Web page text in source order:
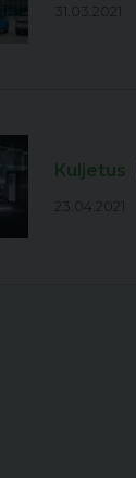
31.03.2021
Kuljetus
23.04.2021